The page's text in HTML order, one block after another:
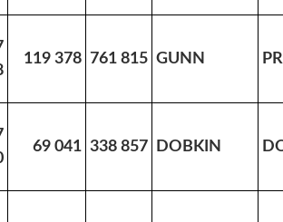
119 378 761 815 GUNN
69 041 338 857 DOBKIN